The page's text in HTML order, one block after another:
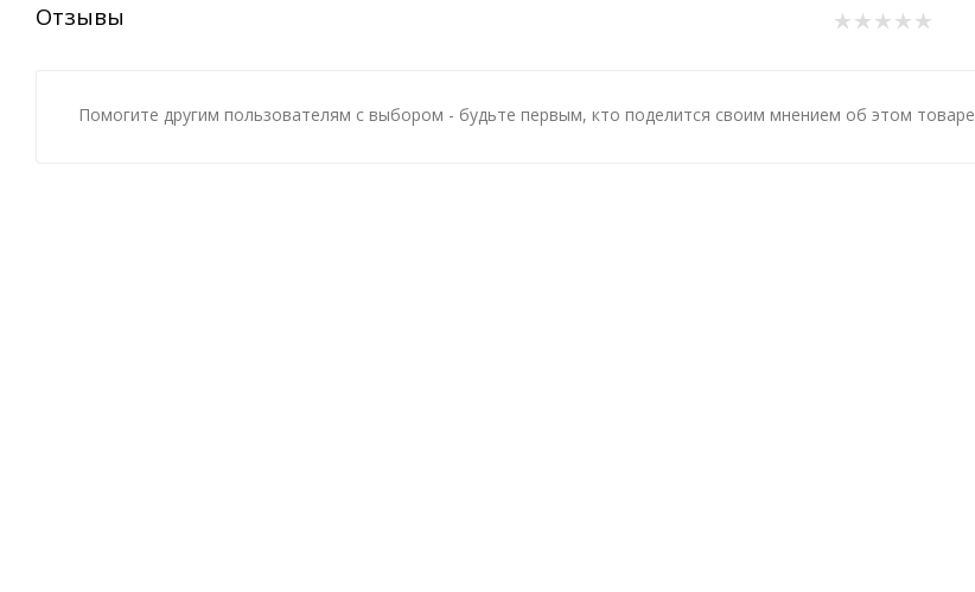
Отзывы
Помогите другим пользователям с выбором - будьте первым, кто поделится своим мнением об этом товаре